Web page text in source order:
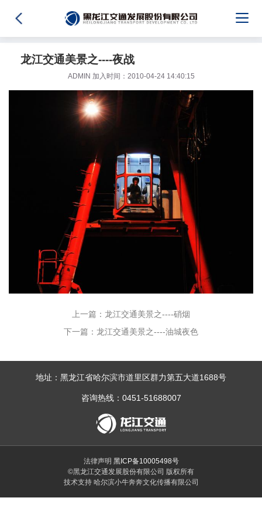
龙江交通美景之----夜战
ADMIN 加入时间：2010-04-24 14:40:15
上一篇：龙江交通美景之----硝烟
下一篇：龙江交通美景之----油城夜色
地址：黑龙江省哈尔滨市道里区群力第五大道1688号
咨询热线：0451-51688007
法律声明 黑ICP备10005498号
©黑龙江交通发展股份有限公司 版权所有
技术支持 哈尔滨小牛奔奔文化传播有限公司